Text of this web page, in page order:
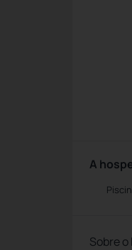
A
Sobre o